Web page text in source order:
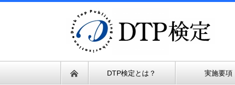
DTP検定とは？ 実施要項